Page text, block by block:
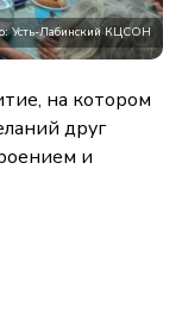
Усть-Лабинский КЦСОН
на котором
друг
и